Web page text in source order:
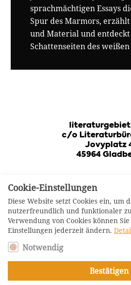
sprachmächtigen Essays
Spur des Marmors,
und Material und
Schattenseiten des weißen
Judith
Foto: Jürgen
Es beginnt nicht mit
weißen Blatt, sondern
27 Tonnen schweren
aus massivem
c/o
Jovyplatz
45964
Log-In
Cookie-Einstellungen
Diese Website setzt Cookies ein, um
nutzerfreundlich und funktionaler
Verwendung von Cookies können
Einstellungen jederzeit ändern.
Notwendig
Bestätigen